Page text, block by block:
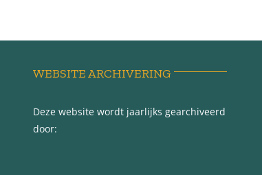
WEBSITE ARCHIVERING
Deze website wordt jaarlijks gearchiveerd
door: